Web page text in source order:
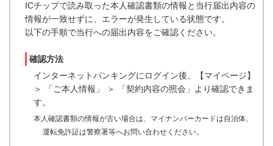
ICチップで読み取った本人確認書類の情報と当行届出内容の
情報が一致せずに、エラーが発生している状態です。
以下の手順で当行への届出内容をご確認ください。
確認方法
インターネットバンキングにログイン後、【マイページ】
＞ 「ご本人情報」 ＞ 「契約内容の照会」より確認できま
す。
本人確認書類の情報が古い場合は、マイナンバーカードは自治体、
運転免許証は警察署等へお問い合わせください。